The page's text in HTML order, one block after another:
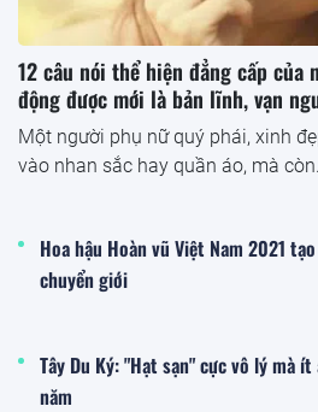
12 câu nói thể hiện đẳng cấp của
động được mới là bản lĩnh, vạn
Một người phụ nữ quý phái, xinh
vào nhan sắc hay quần áo, mà
Hoa hậu Hoàn vũ Việt Nam 2021
chuyển giới
Tây Du Ký: "Hạt sạn" cực vô lý mà
năm